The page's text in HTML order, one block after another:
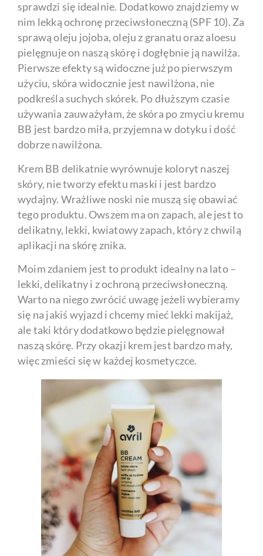
sprawdzi się idealnie. Dodatkowo znajdziemy w
nim lekką ochronę przeciwsłoneczną (SPF 10). Za
sprawą oleju jojoba, oleju z granatu oraz aloesu
pielęgnuje on naszą skórę i dogłębnie ją nawilża.
Pierwsze efekty są widoczne już po pierwszym
użyciu, skóra widocznie jest nawilżona, nie
podkreśla suchych skórek. Po dłuższym czasie
używania zauważyłam, że skóra po zmyciu kremu
BB jest bardzo miła, przyjemna w dotyku i dość
dobrze nawilżona.
Krem BB delikatnie wyrównuje koloryt naszej
skóry, nie tworzy efektu maski i jest bardzo
wydajny. Wrażliwe noski nie muszą się obawiać
tego produktu. Owszem ma on zapach, ale jest to
delikatny, lekki, kwiatowy zapach, który z chwilą
aplikacji na skórę znika.
Moim zdaniem jest to produkt idealny na lato –
lekki, delikatny i z ochroną przeciwsłoneczną.
Warto na niego zwrócić uwagę jeżeli wybieramy
się na jakiś wyjazd i chcemy mieć lekki makijaż,
ale taki który dodatkowo będzie pielęgnował
naszą skórę. Przy okazji krem jest bardzo mały,
więc zmieści się w każdej kosmetyczce.